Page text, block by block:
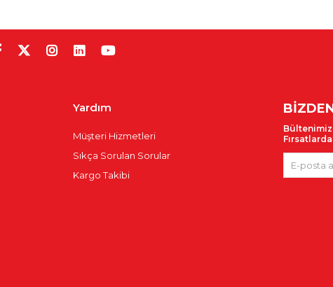
Yardım
Müşteri Hizmetleri
Sıkça Sorulan Sorular
Kargo Takibi